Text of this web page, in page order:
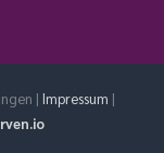
| Impressum |